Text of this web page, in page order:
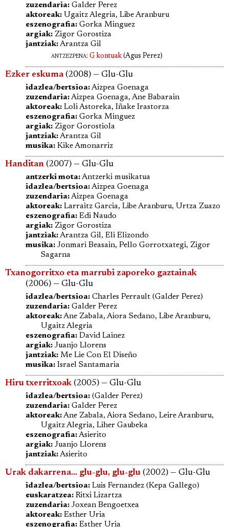
zuzendaria: Galder Perez
aktoreak: Ugaitz Alegria, Libe Aranburu
eszenografia: Gorka Minguez
argiak: Zigor Gorostiza
jantziak:Arantza Gil
antzezpena: G kontuak(Agus Perez)
Ezker eskuma(2008) — Glu-Glu
idazlea/bertsioa:Aizpea Goenaga
zuzendaria:Aizpea Goenaga, Ane Babarain
aktoreak: Loli Astoreka, Iñake Irastorza
eszenografia: Gorka Minguez
argiak: Zigor Gorostiola
jantziak:Arantza Gil
musika: Kike Amonarriz
Handitan (2007) — Glu-Glu
antzerki mota:Antzerki musikatua
idazlea/bertsioa:Aizpea Goenaga
zuzendaria:Aizpea Goenaga
aktoreak: Larraitz Garcia, Libe Aranburu, Urtza Zuazo
eszenografia: Edi Naudo
argiak: Zigor Gorostiza
jantziak:Arantza Gil, Eli Elizondo
musika: Jonmari Beasain, Pello Gorrotxategi, Zigor
Sagarna
Txanogorritxo eta marrubi zaporeko gaztainak
(2006) — Glu-Glu
idazlea/bertsioa: Charles Perrault (Galder Perez)
zuzendaria: Galder Perez
aktoreak:Ane Zabala, Aiora Sedano, Libe Aranburu,
Ugaitz Alegria
eszenografia: David Lainez
argiak: Juanjo Llorens
jantziak: Me Lie Con El Diseño
musika: Israel Santamaria
Hiru txerritxoak (2005) — Glu-Glu
idazlea/bertsioa: (Galder Perez)
zuzendaria: Galder Perez
aktoreak:Ane Zabala, Aiora Sedano, Leire Aranburu,
Ugaitz Alegria, Liher Gaubeka
eszenografia:Asierito
argiak: Juanjo Llorens
jantziak:Asierito
Urak dakarrena... glu-glu, glu-glu (2002) — Glu-Glu
idazlea/bertsioa: Luis Fernandez (Kepa Gallego)
euskaratzea: Ritxi Lizartza
zuzendaria: Joxean Bengoetxea
aktoreak: Esther Uria
eszenografia: Esther Uria